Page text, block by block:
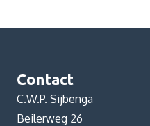
Contact
C.W.P. Sijbenga
Beilerweg 26